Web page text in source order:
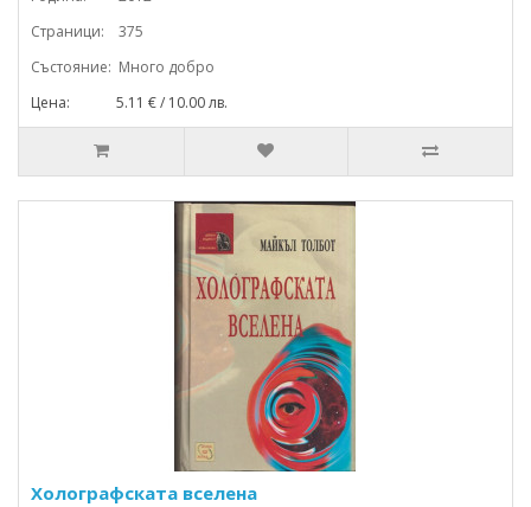
Страници: 375
Състояние: Много добро
Цена: 5.11 € / 10.00 лв.
Холографската вселена